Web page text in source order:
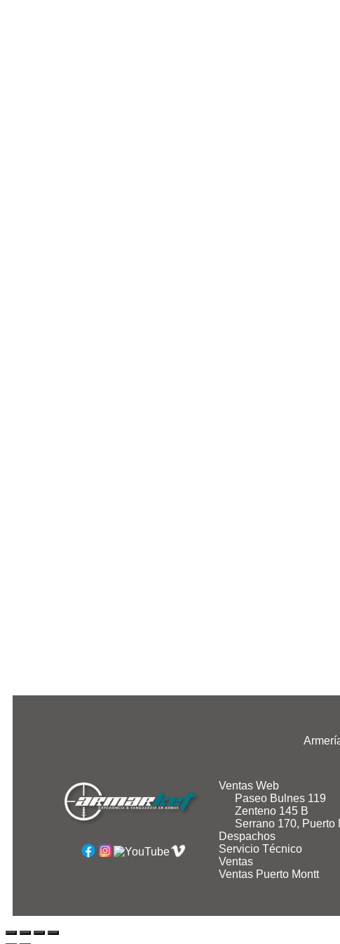
Ventas Web
Paseo Bulnes 119
Zenteno 145 B
Serrano 170, Puerto
Despachos
Servicio Técnico
Ventas
Ventas Puerto Montt